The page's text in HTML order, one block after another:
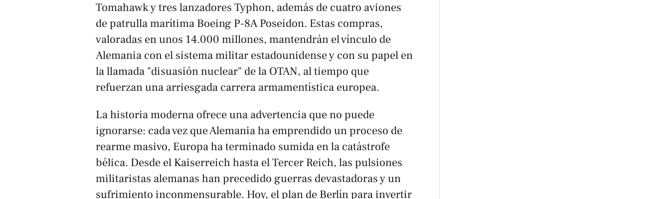
Tomahawk y tres lanzadores Typhon, además de cuatro aviones
de patrulla marítima Boeing P-8A Poseidon. Estas compras,
valoradas en unos 14.000 millones, mantendrán el vínculo de
Alemania con el sistema militar estadounidense y con su papel en
la llamada "disuasión nuclear" de la OTAN, al tiempo que
refuerzan una arriesgada carrera armamentística europea.
La historia moderna ofrece una advertencia que no puede
ignorarse: cada vez que Alemania ha emprendido un proceso de
rearme masivo, Europa ha terminado sumida en la catástrofe
bélica. Desde el Kaiserreich hasta el Tercer Reich, las pulsiones
militaristas alemanas han precedido guerras devastadoras y un
sufrimiento inconmensurable. Hoy, el plan de Berlín para invertir